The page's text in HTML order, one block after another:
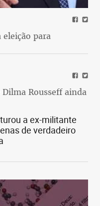
para
Rousseff ainda
a ex-militante
de verdadeiro